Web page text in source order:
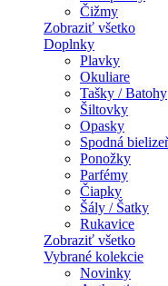
Čižmy
Zobraziť všetko
Doplnky
Plavky
Okuliare
Tašky / Batohy
Šiltovky
Opasky
Spodná
Ponožky
Parfémy
Čiapky
Šály / Šatky
Rukavice
Zobraziť všetko
Vybrané kolekcie
Novinky